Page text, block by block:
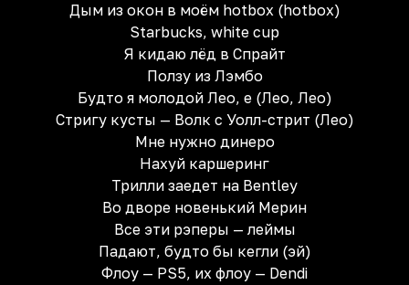
Дым из окон в моём hotbox (hotbox)
Starbucks, white cup
Я кидаю лёд в Спрайт
Ползу из Лэмбо
Будто я молодой Лео, е (Лео, Лео)
Стригу кусты — Волк с Уолл-стрит (Лео)
Мне нужно динеро
Нахуй каршеринг
Трилли заедет на Bentley
Во дворе новенький Мерин
Все эти рэперы — леймы
Падают, будто бы кегли (эй)
Флоу — PS5, их флоу — Dendi